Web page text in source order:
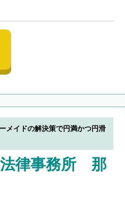
メイドの解決策で円満かつ円滑
律事務所 那